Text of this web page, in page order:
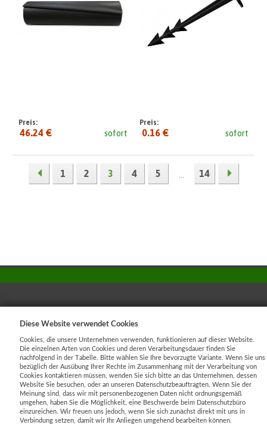
sofort
Preis:
46.24 € sofort
Preis:
0.16 €
1 2 3 4 5 ... 14
Cookies|Sunlight systems
Diese Website verwendet Cookies
Cookies, die unsere Unternehmen verwenden, funktionieren auf dieser Website.
Die einzelnen Arten von Cookies und deren Verarbeitungsdauer finden Sie
nachfolgend in der Tabelle. Bitte wählen Sie Ihre bevorzugte Variante. Wenn Sie uns
bezüglich der Ausübung Ihrer Rechte im Zusammenhang mit der Verarbeitung von
Cookies kontaktieren müssen, wenden Sie sich bitte an das Unternehmen, dessen
Website Sie besuchen, oder an unseren Datenschutzbeauftragten. Wenn Sie der
Meinung sind, dass wir mit personenbezogenen Daten nicht ordnungsgemäß
umgehen, haben Sie die Möglichkeit, eine Beschwerde beim Datenschutzbüro
einzureichen. Wir freuen uns jedoch, wenn Sie sich zunächst direkt mit uns in
Verbindung setzen, damit wir Ihr Anliegen umgehend bearbeiten können.